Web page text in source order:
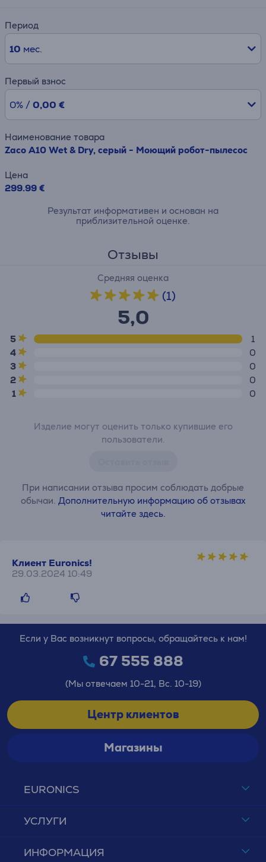
Период
10 мес.
Первый взнос
0% / 0,00 €
Наименование товара
Zaco A10 Wet & Dry, серый - Моющий робот-пылесос
Цена
299.99 €
Результат информативен и основан на
приблизительной оценке.
Отзывы
Средняя оценка
(1)
5,0
5
1
4
0
3
0
2
0
1
0
Изделие могут оценить только купившие его
пользователи.
При написании отзыва просим соблюдать добрые
обычаи. Дополнительную информацию об отзывах
читайте здесь.
Клиент Euronics!
29.03.2024 10:49
EURONICS
УСЛУГИ
ИНФОРМАЦИЯ
Если у Вас возникнут вопросы, обращайтесь к нам!
67 555 888
(Мы отвечаем 10-21, Вс. 10-19)
Центр клиентов
Магазины